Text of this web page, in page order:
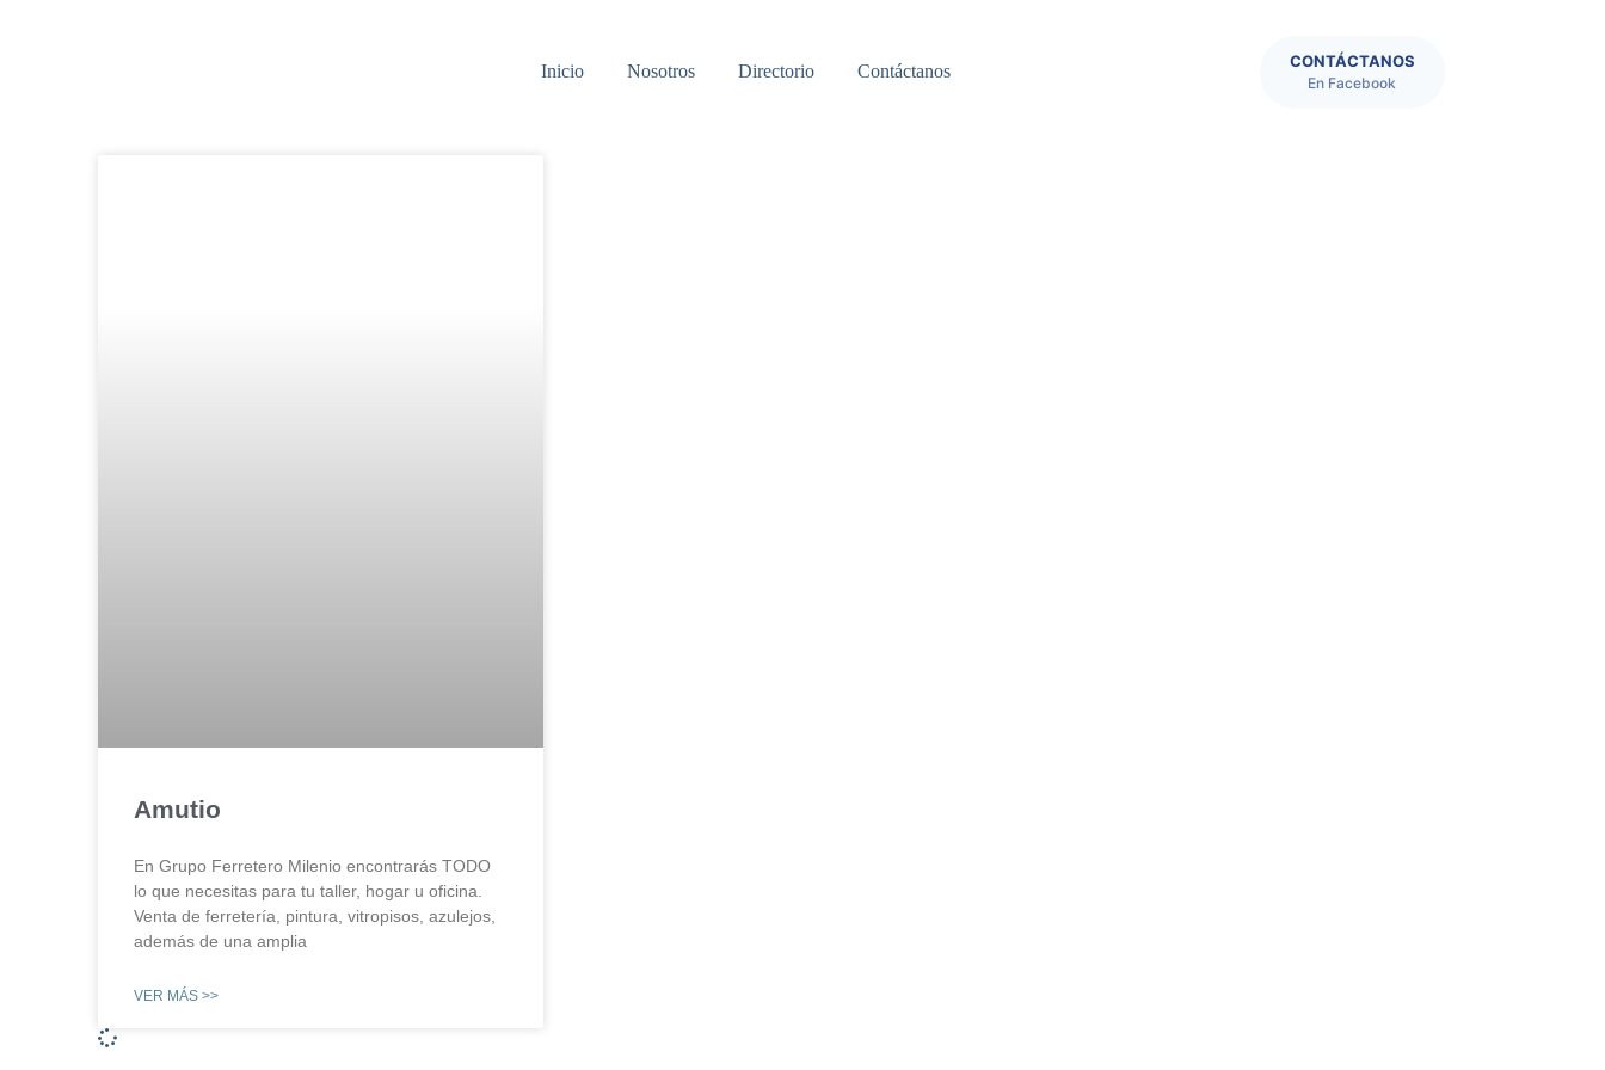
Inicio Nosotros Directorio Contáctanos
CONTÁCTANOS
En Facebook
Amutio
En Grupo Ferretero Milenio encontrarás TODO
lo que necesitas para tu taller, hogar u oficina.
Venta de ferretería, pintura, vitropisos, azulejos,
además de una amplia
VER MÁS >>